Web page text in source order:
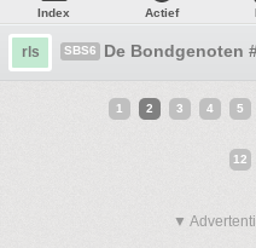
Index Actief
rls SBS6 De Bondgenoten
1 2 3 4 5
12
▼